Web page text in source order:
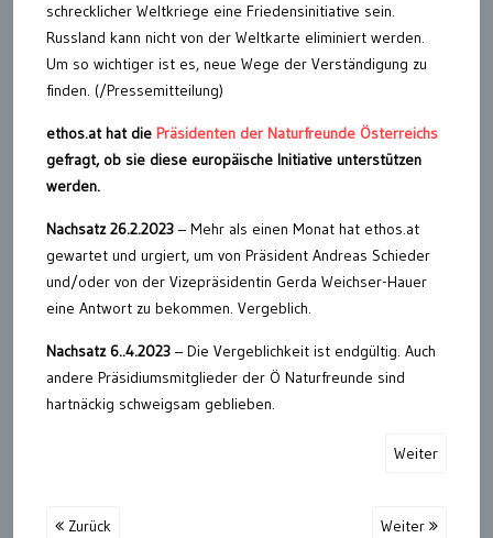
schrecklicher Weltkriege eine Friedensinitiative sein.
Russland kann nicht von der Weltkarte eliminiert werden.
Um so wichtiger ist es, neue Wege der Verständigung zu
finden. (/Pressemitteilung)
ethos.at hat die Präsidenten der Naturfreunde Österreichs
gefragt, ob sie diese europäische Initiative unterstützen
werden.
Nachsatz 26.2.2023 – Mehr als einen Monat hat ethos.at
gewartet und urgiert, um von Präsident Andreas Schieder
und/oder von der Vizepräsidentin Gerda Weichser-Hauer
eine Antwort zu bekommen. Vergeblich.
Nachsatz 6..4.2023 – Die Vergeblichkeit ist endgültig. Auch
andere Präsidiumsmitglieder der Ö Naturfreunde sind
hartnäckig schweigsam geblieben.
Weiter
Zurück Weiter